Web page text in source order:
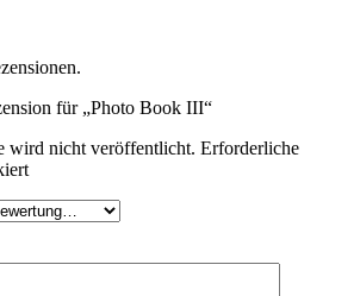
für „Photo Book III“
wird nicht veröffentlicht. Erforderliche